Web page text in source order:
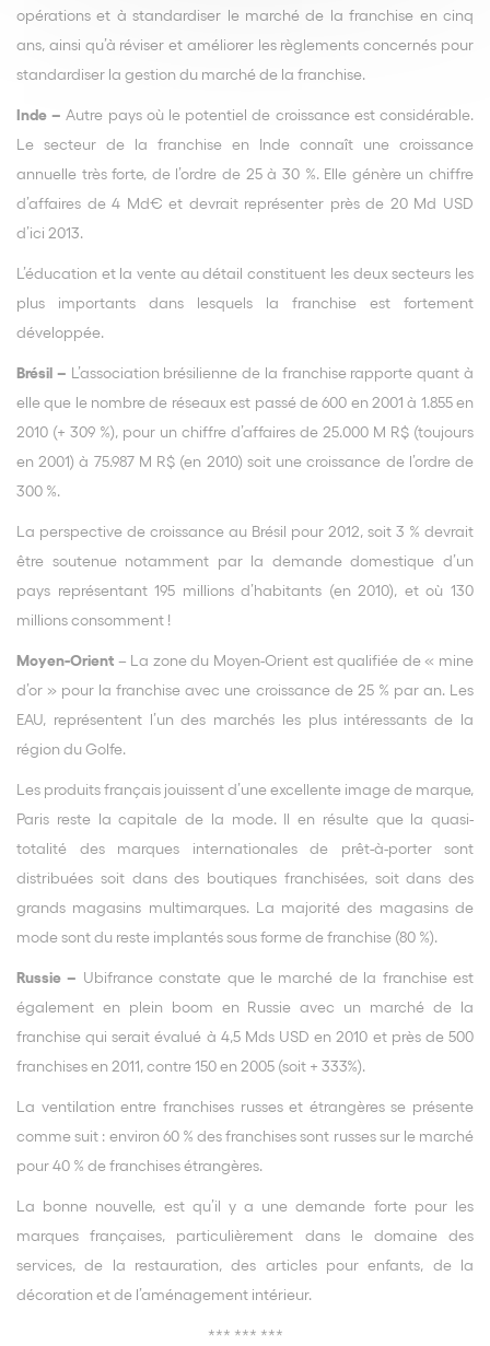
opérations et à standardiser le marché de la franchise en cinq
ans, ainsi qu’à réviser et améliorer les règlements concernés pour
standardiser la gestion du marché de la franchise.
Inde – Autre pays où le potentiel de croissance est considérable.
Le secteur de la franchise en Inde connaît une croissance
annuelle très forte, de l’ordre de 25 à 30 %. Elle génère un chiffre
d’affaires de 4 Md€ et devrait représenter près de 20 Md USD
d’ici 2013.
L’éducation et la vente au détail constituent les deux secteurs les
plus importants dans lesquels la franchise est fortement
développée.
Brésil – L’association brésilienne de la franchise rapporte quant à
elle que le nombre de réseaux est passé de 600 en 2001 à 1.855 en
2010 (+ 309 %), pour un chiffre d’affaires de 25.000 M R$ (toujours
en 2001) à 75.987 M R$ (en 2010) soit une croissance de l’ordre de
300 %.
La perspective de croissance au Brésil pour 2012, soit 3 % devrait
être soutenue notamment par la demande domestique d’un
pays représentant 195 millions d’habitants (en 2010), et où 130
millions consomment !
Moyen-Orient – La zone du Moyen-Orient est qualifiée de « mine
d’or » pour la franchise avec une croissance de 25 % par an. Les
EAU, représentent l’un des marchés les plus intéressants de la
région du Golfe.
Les produits français jouissent d’une excellente image de marque,
Paris reste la capitale de la mode. Il en résulte que la quasi-
totalité des marques internationales de prêt-à-porter sont
distribuées soit dans des boutiques franchisées, soit dans des
grands magasins multimarques. La majorité des magasins de
mode sont du reste implantés sous forme de franchise (80 %).
Russie – Ubifrance constate que le marché de la franchise est
également en plein boom en Russie avec un marché de la
franchise qui serait évalué à 4,5 Mds USD en 2010 et près de 500
franchises en 2011, contre 150 en 2005 (soit + 333%).
La ventilation entre franchises russes et étrangères se présente
comme suit : environ 60 % des franchises sont russes sur le marché
pour 40 % de franchises étrangères.
La bonne nouvelle, est qu’il y a une demande forte pour les
marques françaises, particulièrement dans le domaine des
services, de la restauration, des articles pour enfants, de la
décoration et de l’aménagement intérieur.
*** *** ***